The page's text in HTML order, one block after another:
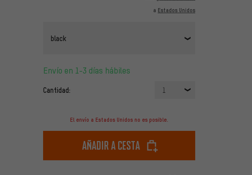
a Estados Unidos
black
Envío en 1-3 días hábiles
Cantidad: 1
El envío a Estados Unidos no es posible.
Añadir a cesta